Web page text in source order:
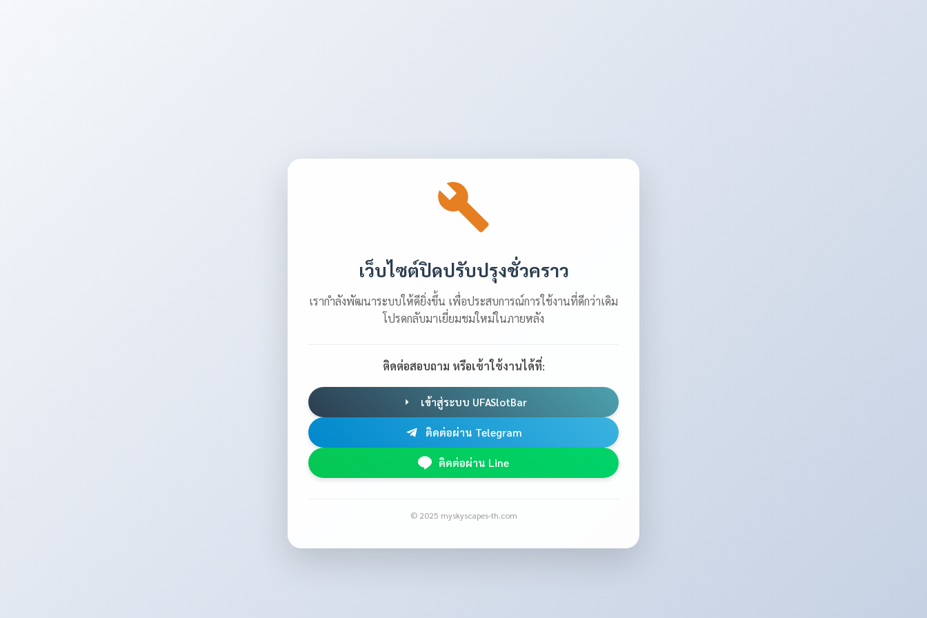
เว็บไซต์ปิดปรับปรุงชั่วคราว
เรากำลังพัฒนาระบบให้ดียิ่งขึ้น เพื่อประสบการณ์การใช้งานที่ดีกว่าเดิม
โปรดกลับมาเยี่ยมชมใหม่ในภายหลัง
ติดต่อสอบถาม หรือเข้าใช้งานได้ที่:
เข้าสู่ระบบ UFASlotBar
ติดต่อผ่าน Telegram
ติดต่อผ่าน Line
© 2025 myskyscapes-th.com